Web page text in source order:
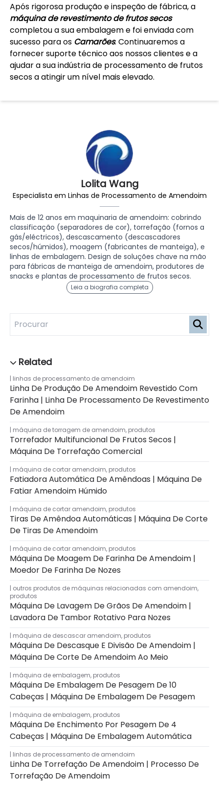
Lolita Wang
Especialista em Linhas de Processamento de Amendoim
Mais de 12 anos em maquinaria de amendoim: cobrindo
classificação (separadores de cor), torrefação (fornos a
gás/eléctricos), descascamento (descascadores
secos/húmidos), moagem (fabricantes de manteiga), e
linhas de embalagem. Design de soluções chave na mão
para fábricas de manteiga de amendoim, produtores de
snacks e plantas de processamento de frutos secos.
Leia a biografia completa
linhas de processamento de amendoim
Linha De Produção De Amendoim Revestido Com
Farinha | Linha De Processamento De Revestimento
De Amendoim
máquina de torragem de amendoim, produtos
Torrefador Multifuncional De Frutos Secos |
Máquina De Torrefação Comercial
máquina de cortar amendoim, produtos
Fatiadora Automática De Amêndoas | Máquina De
Fatiar Amendoim Húmido
máquina de cortar amendoim, produtos
Tiras De Amêndoa Automáticas | Máquina De Corte
De Tiras De Amendoim
máquina de cortar amendoim, produtos
Máquina De Moagem De Farinha De Amendoim |
Moedor De Farinha De Nozes
outros produtos de máquinas relacionadas com amendoim,
produtos
Máquina De Lavagem De Grãos De Amendoim |
Lavadora De Tambor Rotativo Para Nozes
máquina de descascar amendoim, produtos
Máquina De Descasque E Divisão De Amendoim |
Máquina De Corte De Amendoim Ao Meio
máquina de embalagem, produtos
Máquina De Embalagem De Pesagem De 10
Cabeças | Máquina De Embalagem De Pesagem
máquina de embalagem, produtos
Máquina De Enchimento Por Pesagem De 4
Cabeças | Máquina De Embalagem Automática
linhas de processamento de amendoim
Linha De Torrefação De Amendoim | Processo De
Torrefação De Amendoim
Após rigorosa produção e inspeção de fábrica, a
máquina de revestimento de frutos secos
completou a sua embalagem e foi enviada com
sucesso para os Camarões. Continuaremos a
fornecer suporte técnico aos nossos clientes e a
ajudar a sua indústria de processamento de frutos
secos a atingir um nível mais elevado.